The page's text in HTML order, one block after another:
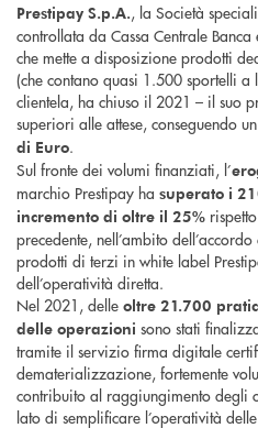
Prestipay S.p.A., la Società
controllata da Cassa Centrale
che mette a disposizione prodotti
(che contano quasi 1.500 sportelli
clientela, ha chiuso il 2021 – il suo
superiori alle attese, conseguendo un
di Euro.
Sul fronte dei volumi finanziati, l’
marchio Prestipay ha superato i
incremento di oltre il 25%
precedente, nell’ambito
prodotti di terzi in white label
dell’operatività diretta.
Nel 2021, delle oltre 21.700
delle operazioni sono stati
tramite il servizio firma digitale
dematerializzazione, fortemente
contribuito al raggiungimento degli
lato di semplificare l’operatività